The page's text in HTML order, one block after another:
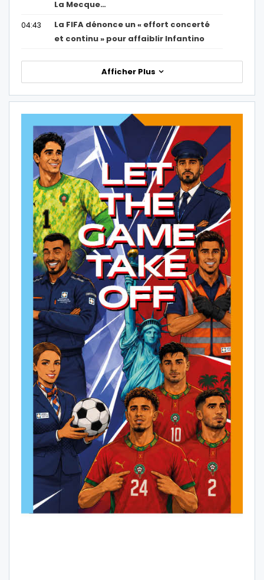
La Mecque…
04:43
La FIFA dénonce un « effort concerté
et continu » pour affaiblir Infantino
Afficher Plus